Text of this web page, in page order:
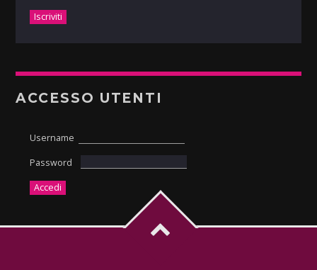
ACCESSO UTENTI
Username
Password